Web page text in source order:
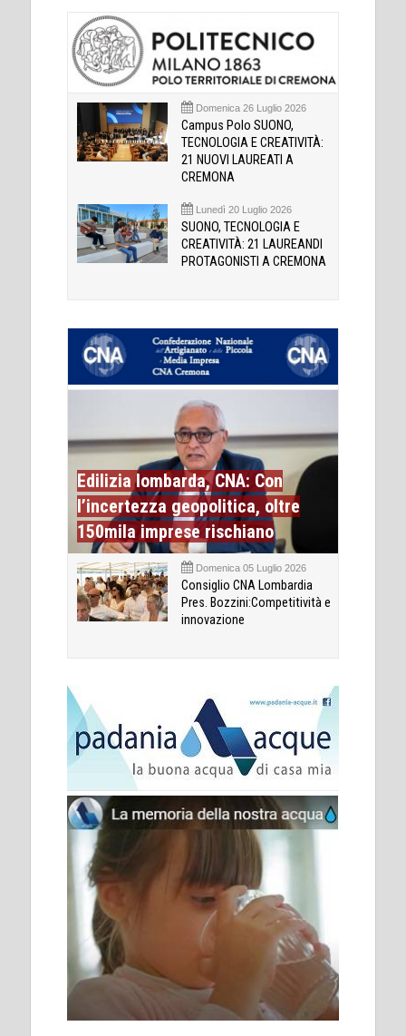
Domenica 26 Luglio 2026
Campus Polo SUONO,
TECNOLOGIA E CREATIVITÀ:
21 NUOVI LAUREATI A
CREMONA
Lunedì 20 Luglio 2026
SUONO, TECNOLOGIA E
CREATIVITÀ: 21 LAUREANDI
PROTAGONISTI A CREMONA
Edilizia lombarda, CNA: Con
l’incertezza geopolitica, oltre
150mila imprese rischiano
Domenica 05 Luglio 2026
Consiglio CNA Lombardia
Pres. Bozzini:Competitività e
innovazione